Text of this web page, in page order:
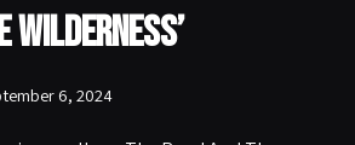
Wilderness’
6, 2024